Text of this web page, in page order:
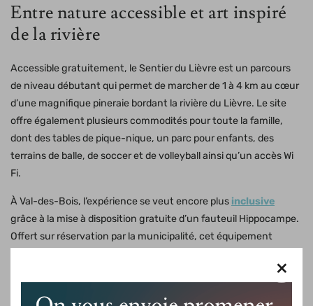
×
Entre nature accessible et art inspiré
de la rivière
Accessible gratuitement, le Sentier du Lièvre est un parcours
de niveau débutant qui permet de marcher de 1 à 4 km au cœur
d’une magnifique pineraie bordant la rivière du Lièvre. Le site
offre également plusieurs commodités pour toute la famille,
dont des tables de pique-nique, un parc pour enfants, des
terrains de balle, de soccer et de volleyball ainsi qu’un accès Wi
Fi.
À Val-des-Bois, l’expérience se veut encore plus inclusive
grâce à la mise à disposition gratuite d’un fauteuil Hippocampe.
Offert sur réservation par la municipalité, cet équipement